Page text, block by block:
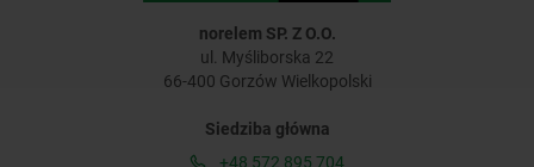
norelem SP. Z O.O.
ul. Myśliborska 22
66-400 Gorzów Wielkopolski
Siedziba główna
+48 572 895 704